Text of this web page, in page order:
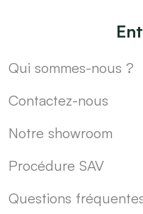
Qui sommes-nous ?
Contactez-nous
Notre showroom
Procédure SAV
Questions